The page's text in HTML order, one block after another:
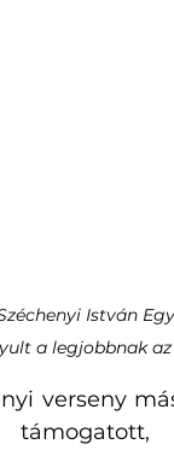
István
a legjobbnak
verseny
támogatott,